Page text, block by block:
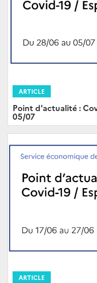
ARTICLE
Point d'actualité :
05/07
ARTICLE